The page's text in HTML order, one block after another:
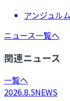
アンジュルム
ニュース一覧へ
関連ニュース
一覧へ
2026.8.5NEWS